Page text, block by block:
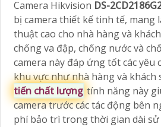
Camera Hikvision DS-
bị camera thiết kế tinh tế, mang
thuật cao cho nhà hàng và
chống va đập, chống nước và
camera này đáp ứng tốt các yêu
khu vực như nhà hàng và khách
tiến chất lượng tính năng này
camera trước các tác động bên
phí bảo trì trong thời gian dài sử